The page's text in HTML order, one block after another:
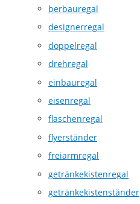
berbauregal
designerregal
doppelregal
drehregal
einbauregal
eisenregal
flaschenregal
flyerständer
freiarmregal
getränkekistenregal
getränkekistenständer